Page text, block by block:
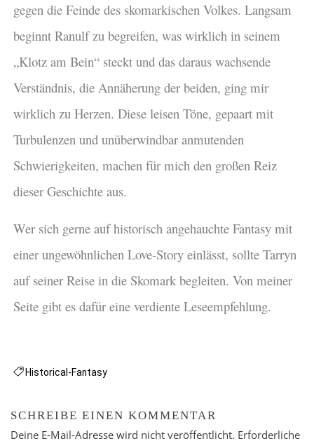
gegen die Feinde des skomarkischen Volkes. Langsam
beginnt Ranulf zu begreifen, was wirklich in seinem
„Klotz am Bein“ steckt und das daraus wachsende
Verständnis, die Annäherung der beiden, ging mir
wirklich zu Herzen. Diese leisen Töne, gepaart mit
Turbulenzen und unüberwindbar anmutenden
Schwierigkeiten, machen für mich den großen Reiz
dieser Geschichte aus.
Wer sich gerne auf historisch angehauchte Fantasy mit
einer ungewöhnlichen Love-Story einlässt, sollte Tarryn
auf seiner Reise in die Skomark begleiten. Von meiner
Seite gibt es dafür eine verdiente Leseempfehlung.
Historical-Fantasy
SCHREIBE EINEN KOMMENTAR
Deine E-Mail-Adresse wird nicht veröffentlicht. Erforderliche